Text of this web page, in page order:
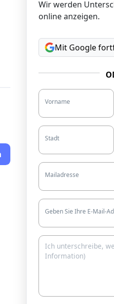
Wir werden
online anzeigen.
Mit Google
Vorname
Stadt
Mailadresse
Geben Sie Ihre E-Mail-